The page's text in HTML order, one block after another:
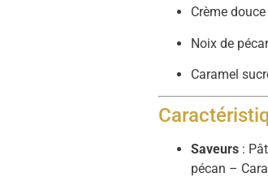
Crème
Noix de
Caramel
Saveurs :
pécan –